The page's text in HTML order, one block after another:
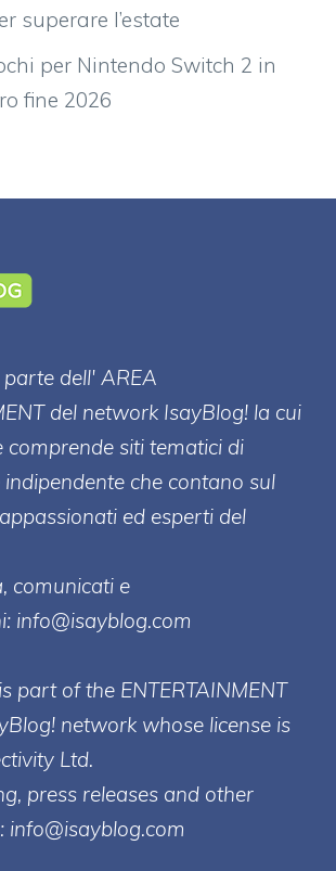
superare l’estate
per Nintendo Switch 2 in
fine 2026
dell' AREA
del network IsayBlog! la cui
comprende siti tematici di
che contano sul
ed esperti del
comunicati e
info@isayblog.com
part of the ENTERTAINMENT
network whose license is
Ltd.
press releases and other
info@isayblog.com